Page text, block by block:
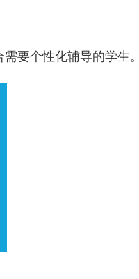
要个性化辅导的学生